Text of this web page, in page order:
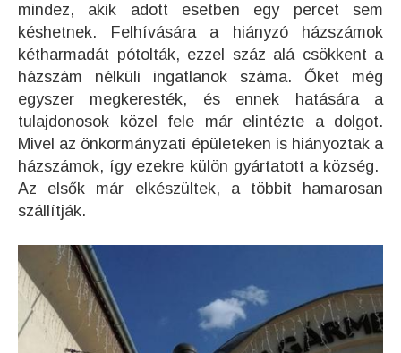
mindez, akik adott esetben egy percet sem
késhetnek. Felhívására a hiányzó házszámok
kétharmadát pótolták, ezzel száz alá csökkent a
házszám nélküli ingatlanok száma. Őket még
egyszer megkeresték, és ennek hatására a
tulajdonosok közel fele már elintézte a dolgot.
Mivel az önkormányzati épületeken is hiányoztak a
házszámok, így ezekre külön gyártatott a község.
Az elsők már elkészültek, a többit hamarosan
szállítják.